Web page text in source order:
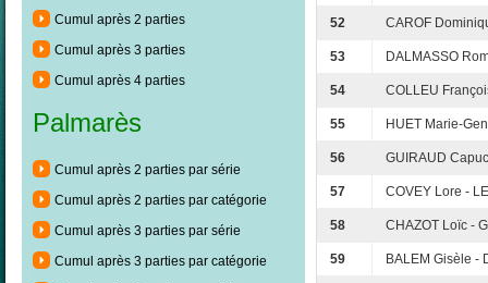
Cumul après 2 parties
Cumul après 3 parties
Cumul après 4 parties
Palmarès
Cumul après 2 parties par série
Cumul après 2 parties par catégorie
Cumul après 3 parties par série
Cumul après 3 parties par catégorie
52 CAROF
53 DALMASSO
54 COLLEU
55 HUET Marie-
56 GUIRAUD
57 COVEY Lore -
58 CHAZOT Loïc -
59 BALEM Gisèle -